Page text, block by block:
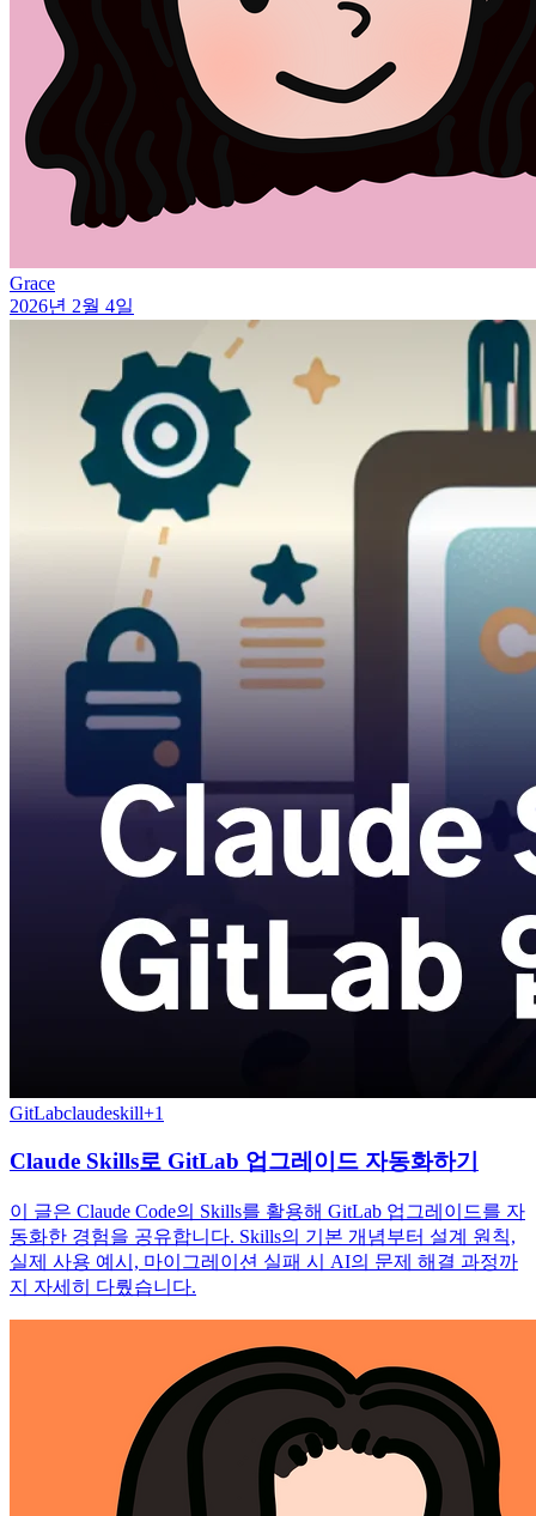
Grace
2026년 2월 4일
GitLabclaudeskill+1
Claude Skills로 GitLab 업그레이드 자동화하기
이 글은 Claude Code의 Skills를 활용해 GitLab 업그레이드를 자
동화한 경험을 공유합니다. Skills의 기본 개념부터 설계 원칙,
실제 사용 예시, 마이그레이션 실패 시 AI의 문제 해결 과정까
지 자세히 다뤘습니다.